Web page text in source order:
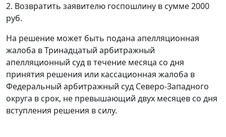
2. Возвратить заявителю госпошлину в сумме 2000
руб.
На решение может быть подана апелляционная
жалоба в Тринадцатый арбитражный
апелляционный суд в течение месяца со дня
принятия решения или кассационная жалоба в
Федеральный арбитражный суд Северо-Западного
округа в срок, не превышающий двух месяцев со дня
вступления решения в силу.